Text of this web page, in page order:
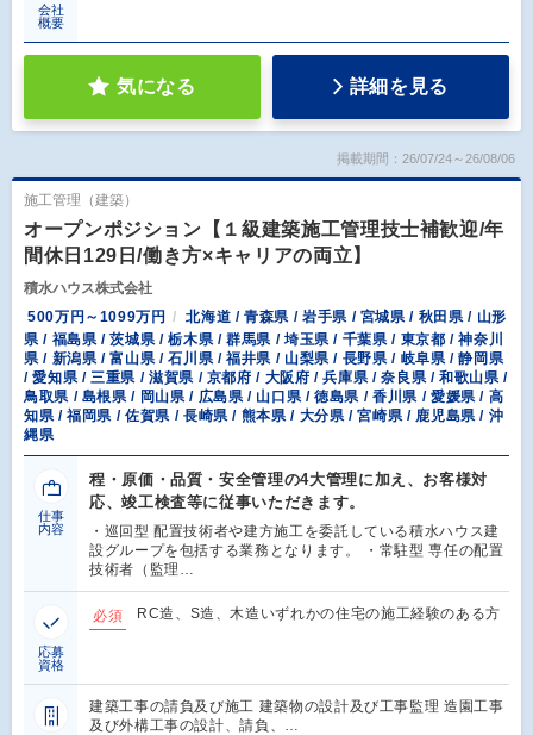
会社
概要
気になる 詳細を見る
掲載期間：26/07/24～26/08/06
施工管理（建築）
オープンポジション【１級建築施工管理技士補歓迎/年
間休日129日/働き方×キャリアの両立】
積水ハウス株式会社
500万円～1099万円
北海道 / 青森県 / 岩手県 / 宮城県 / 秋田県 / 山形
県 / 福島県 / 茨城県 / 栃木県 / 群馬県 / 埼玉県 / 千葉県 / 東京都 / 神奈川
県 / 新潟県 / 富山県 / 石川県 / 福井県 / 山梨県 / 長野県 / 岐阜県 / 静岡県
/ 愛知県 / 三重県 / 滋賀県 / 京都府 / 大阪府 / 兵庫県 / 奈良県 / 和歌山県 /
鳥取県 / 島根県 / 岡山県 / 広島県 / 山口県 / 徳島県 / 香川県 / 愛媛県 / 高
知県 / 福岡県 / 佐賀県 / 長崎県 / 熊本県 / 大分県 / 宮崎県 / 鹿児島県 / 沖
縄県
仕事
内容
程・原価・品質・安全管理の4大管理に加え、お客様対
応、竣工検査等に従事いただきます。
・巡回型 配置技術者や建方施工を委託している積水ハウス建
設グループを包括する業務となります。 ・常駐型 専任の配置
技術者（監理…
応募
資格
必須 RC造、S造、木造いずれかの住宅の施工経験のある方
建築工事の請負及び施工 建築物の設計及び工事監理 造園工事
及び外構工事の設計、請負、…